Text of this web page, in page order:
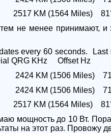
2517 KM (1564 Miles)
не менее принимают, и
every 60 seconds. Last
QRG KHz Offset Hz
2424 KM (1506 Miles)
2424 KM (1506 Miles)
2517 KM (1564 Miles)
мощность до 10 Вт.
на этот раз. Провожу